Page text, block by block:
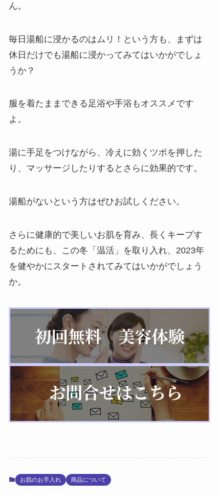
ん。
毎日湯船に浸かるのはムリ！という方も、まずは
休日だけでも湯船に浸かってみてはいかがでしょ
うか？
服を着たままできる足浴や手浴もオススメです
よ。
湯に手足をつけながら、冷えに効くツボを押した
り、マッサージしたりするとさらに効果的です。
湯船がないという方はぜひお試しください。
さらに健康的で美しいお肌を育み、長くキープす
るためにも、この冬「温活」を取り入れ、2023年
を健やかにスタートされてみてはいかがでしょう
か。
お肌のお手入れ 商品について